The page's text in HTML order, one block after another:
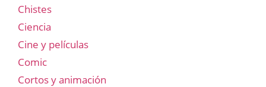
Chistes
Ciencia
Cine y películas
Comic
Cortos y animación